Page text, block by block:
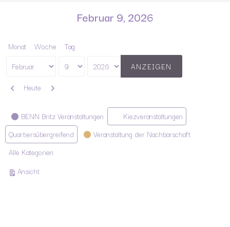
Februar 9, 2026
Monat Woche Tag
Monat
Tag
Jahr
Zurück
Heute Weiter
Kategorien
BENN Britz Veranstaltungen
Kiezveranstaltungen
Quartiersübergreifend
Veranstaltung der Nachbarschaft
Alle Kategorien
Ansichtausdrucken